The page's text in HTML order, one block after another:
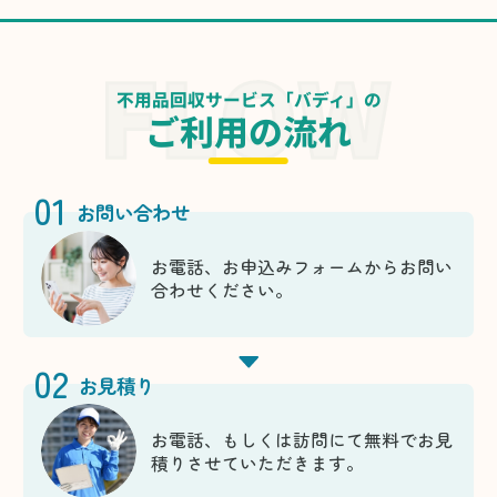
不用品回収サービス「バディ」の
ご利用の流れ
01 お問い合わせ
お電話、お申込みフォームからお問い
合わせください。
02 お見積り
お電話、もしくは訪問にて無料でお見
積りさせていただきます。